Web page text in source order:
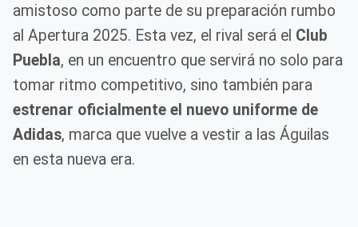
amistoso como parte de su preparación rumbo
al Apertura 2025. Esta vez, el rival será el Club
Puebla, en un encuentro que servirá no solo para
tomar ritmo competitivo, sino también para
estrenar oficialmente el nuevo uniforme de
Adidas, marca que vuelve a vestir a las Águilas
en esta nueva era.